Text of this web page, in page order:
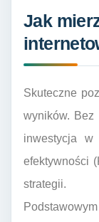
Jak
Skuteczne
wyników. Bez
inwestycja w
efektywności
strategii.